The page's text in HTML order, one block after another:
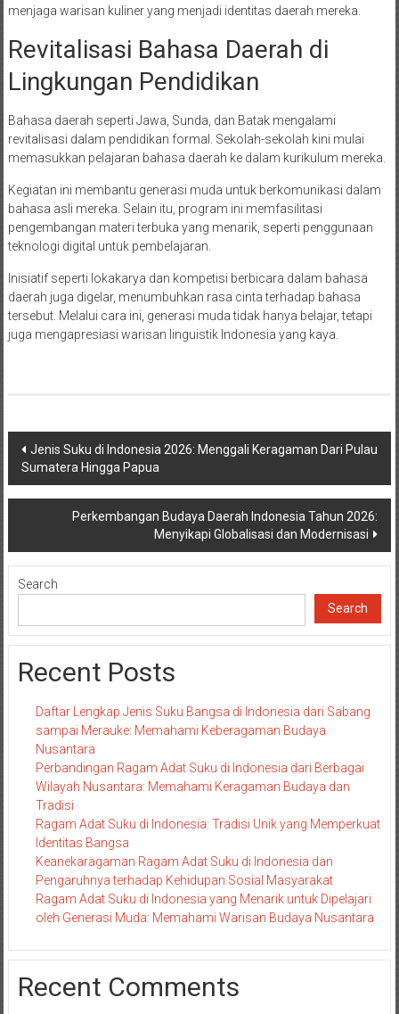
menjaga warisan kuliner yang menjadi identitas daerah mereka.
Revitalisasi Bahasa Daerah di
Lingkungan Pendidikan
Bahasa daerah seperti Jawa, Sunda, dan Batak mengalami
revitalisasi dalam pendidikan formal. Sekolah-sekolah kini mulai
memasukkan pelajaran bahasa daerah ke dalam kurikulum mereka.
Kegiatan ini membantu generasi muda untuk berkomunikasi dalam
bahasa asli mereka. Selain itu, program ini memfasilitasi
pengembangan materi terbuka yang menarik, seperti penggunaan
teknologi digital untuk pembelajaran.
Inisiatif seperti lokakarya dan kompetisi berbicara dalam bahasa
daerah juga digelar, menumbuhkan rasa cinta terhadap bahasa
tersebut. Melalui cara ini, generasi muda tidak hanya belajar, tetapi
juga mengapresiasi warisan linguistik Indonesia yang kaya.
Post
navigation
Jenis Suku di Indonesia 2026: Menggali Keragaman Dari Pulau
Sumatera Hingga Papua
Perkembangan Budaya Daerah Indonesia Tahun 2026:
Menyikapi Globalisasi dan Modernisasi
Search
Search
Recent Posts
Daftar Lengkap Jenis Suku Bangsa di Indonesia dari Sabang
sampai Merauke: Memahami Keberagaman Budaya
Nusantara
Perbandingan Ragam Adat Suku di Indonesia dari Berbagai
Wilayah Nusantara: Memahami Keragaman Budaya dan
Tradisi
Ragam Adat Suku di Indonesia: Tradisi Unik yang Memperkuat
Identitas Bangsa
Keanekaragaman Ragam Adat Suku di Indonesia dan
Pengaruhnya terhadap Kehidupan Sosial Masyarakat
Ragam Adat Suku di Indonesia yang Menarik untuk Dipelajari
oleh Generasi Muda: Memahami Warisan Budaya Nusantara
Recent Comments